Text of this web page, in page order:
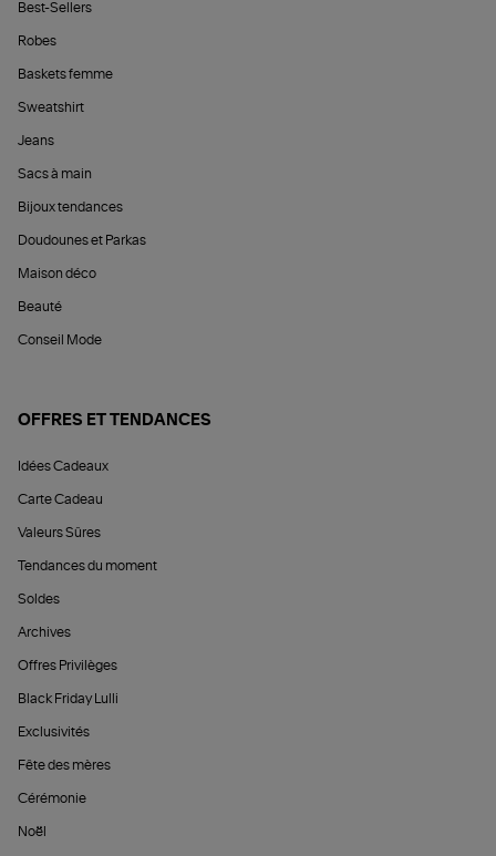
Best-Sellers
Robes
Baskets femme
Sweatshirt
Jeans
Sacs à main
Bijoux tendances
Doudounes et Parkas
Maison déco
Beauté
Conseil Mode
OFFRES ET TENDANCES
Idées Cadeaux
Carte Cadeau
Valeurs Sûres
Tendances du moment
Soldes
Archives
Offres Privilèges
Black Friday Lulli
Exclusivités
Fête des mères
Cérémonie
Noël